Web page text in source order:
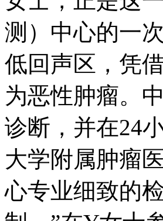
测）中心的一
低回声区，凭
为恶性肿瘤。
诊断，并在24
大学附属肿瘤
心专业细致的